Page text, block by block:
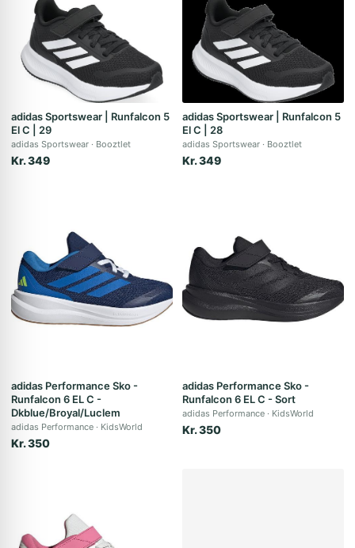
adidas Sportswear | Runfalcon 5
El C | 29
adidas Sportswear Booztlet
Kr. 349
adidas Sportswear | Runfalcon 5
El C | 28
adidas Sportswear Booztlet
Kr. 349
adidas Performance Sko -
Runfalcon 6 EL C -
Dkblue/Broyal/Luclem
adidas Performance KidsWorld
Kr. 350
adidas Performance Sko -
Runfalcon 6 EL C - Sort
adidas Performance KidsWorld
Kr. 350